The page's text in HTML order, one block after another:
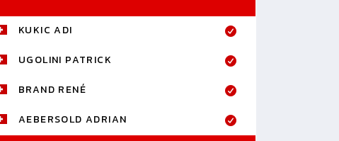
KUKIC ADI
UGOLINI PATRICK
BRAND RENÉ
AEBERSOLD ADRIAN